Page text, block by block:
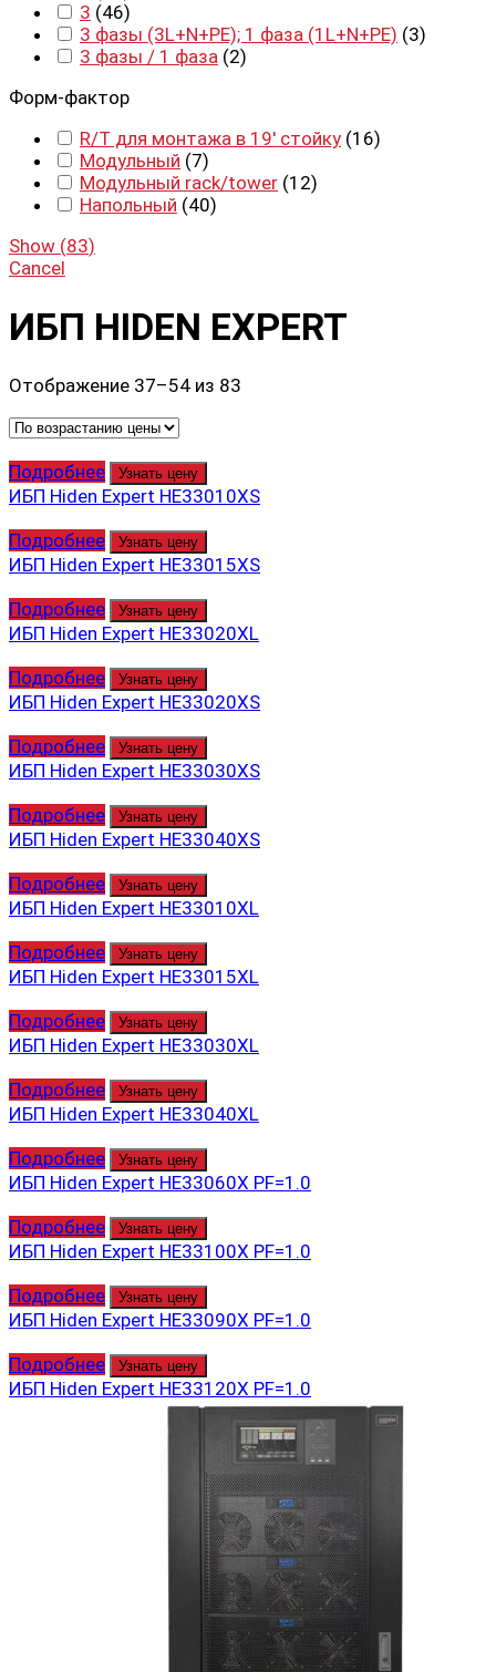
3 (46)
3 фазы (3L+N+PE); 1 фаза (1L+N+PE) (3)
3 фазы / 1 фаза (2)
Форм-фактор
R/T для монтажа в 19' стойку (16)
Модульный (7)
Модульный rack/tower (12)
Напольный (40)
Show (83)
Cancel
ИБП HIDEN EXPERT
Отображение 37–54 из 83
Подробнее Узнать цену
ИБП Hiden Expert HE33010XS
Подробнее
Узнать цену
ИБП Hiden Expert HE33015XS
Подробнее
Узнать цену
ИБП Hiden Expert HE33020XL
Подробнее
Узнать цену
ИБП Hiden Expert HE33020XS
Подробнее
Узнать цену
ИБП Hiden Expert HE33030XS
Подробнее
Узнать цену
ИБП Hiden Expert HE33040XS
Подробнее
Узнать цену
ИБП Hiden Expert HE33010XL
Подробнее
Узнать цену
ИБП Hiden Expert HE33015XL
Подробнее
Узнать цену
ИБП Hiden Expert HE33030XL
Подробнее
Узнать цену
ИБП Hiden Expert HE33040XL
Подробнее
Узнать цену
ИБП Hiden Expert HE33060X PF=1.0
Подробнее
Узнать цену
ИБП Hiden Expert HE33100X PF=1.0
Подробнее
Узнать цену
ИБП Hiden Expert HE33090X PF=1.0
Подробнее
Узнать цену
ИБП Hiden Expert HE33120X PF=1.0